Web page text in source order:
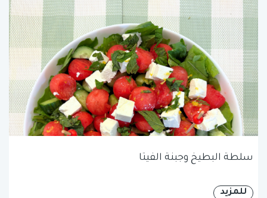
سلطة البطيخ وجبنة الفيتا
للمزيد